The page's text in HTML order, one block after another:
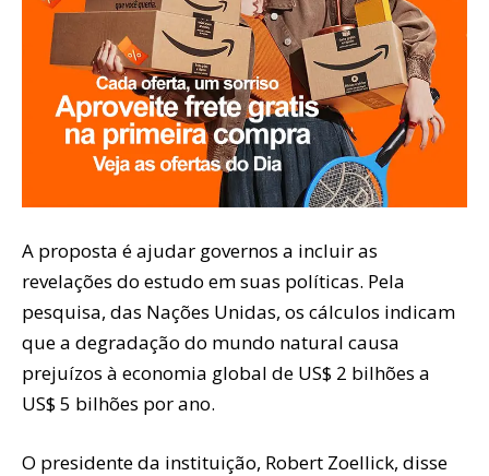
A proposta é ajudar governos a incluir as
revelações do estudo em suas políticas. Pela
pesquisa, das Nações Unidas, os cálculos indicam
que a degradação do mundo natural causa
prejuízos à economia global de US$ 2 bilhões a
US$ 5 bilhões por ano.
O presidente da instituição, Robert Zoellick, disse